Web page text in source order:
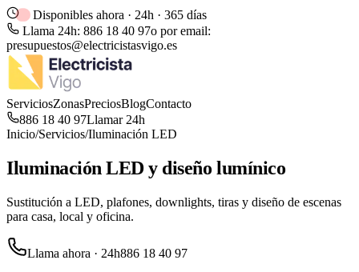
Disponibles ahora · 24h · 365 días
Llama 24h: 886 18 40 97o por email:
presupuestos@electricistasvigo.es
ServiciosZonasPreciosBlogContacto
886 18 40 97Llamar 24h
Inicio/Servicios/Iluminación LED
Iluminación LED y diseño lumínico
Sustitución a LED, plafones, downlights, tiras y diseño de escenas
para casa, local y oficina.
Llama ahora · 24h886 18 40 97